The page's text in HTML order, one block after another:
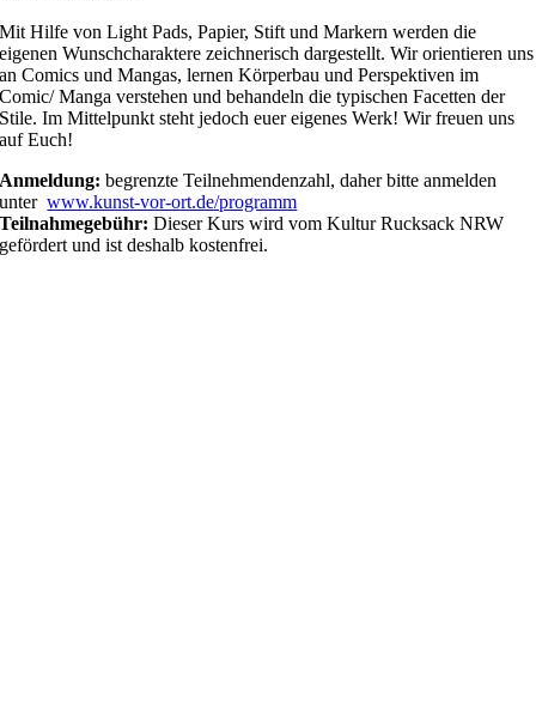
Mit Hilfe von Light Pads, Papier, Stift und Markern werden die
eigenen Wunschcharaktere zeichnerisch dargestellt. Wir orientieren uns
an Comics und Mangas, lernen Körperbau und Perspektiven im
Comic/ Manga verstehen und behandeln die typischen Facetten der
Stile. Im Mittelpunkt steht jedoch euer eigenes Werk! Wir freuen uns
auf Euch!
Anmeldung:begrenzte Teilnehmendenzahl, daher bitte anmelden
unter www.kunst-vor-ort.de/programm
Teilnahmegebühr: Dieser Kurs wird vom Kultur Rucksack NRW
gefördert und ist deshalb kostenfrei.